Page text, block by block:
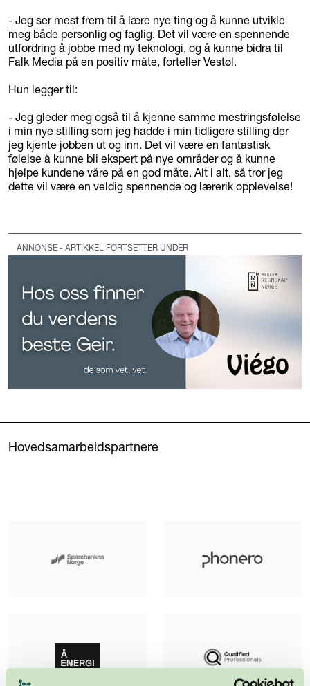
- Jeg ser mest frem til å lære nye ting og å kunne utvikle
meg både personlig og faglig. Det vil være en spennende
utfordring å jobbe med ny teknologi, og å kunne bidra til
Falk Media på en positiv måte, forteller Vestøl.
Hun legger til:
- Jeg gleder meg også til å kjenne samme mestringsfølelse
i min nye stilling som jeg hadde i min tidligere stilling der
jeg kjente jobben ut og inn. Det vil være en fantastisk
følelse å kunne bli ekspert på nye områder og å kunne
hjelpe kundene våre på en god måte. Alt i alt, så tror jeg
dette vil være en veldig spennende og lærerik opplevelse!
ANNONSE - ARTIKKEL FORTSETTER UNDER
Hovedsamarbeidspartnere